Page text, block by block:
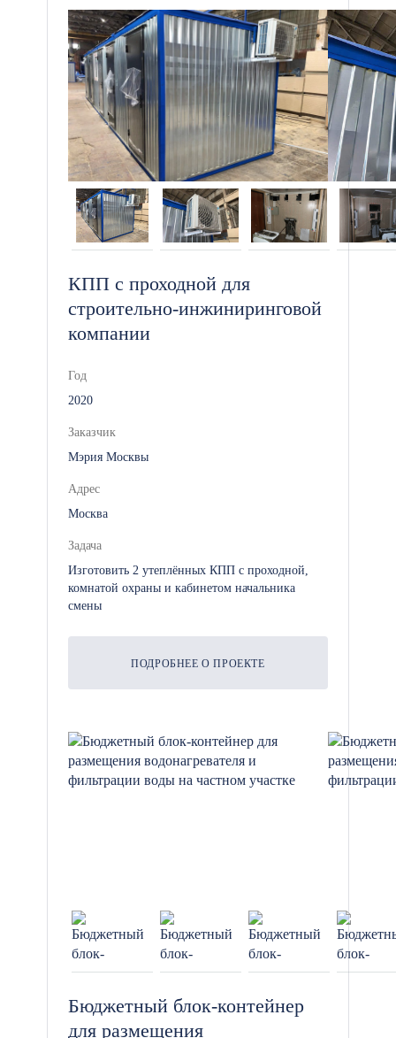
Если вам необходимо купить
модульный туалет с полным пакетом
документов, мы обеспечим
идеальные B2B-условия: работу «в
белую» с НДС и оплату на
расчетный счет. Логистика
осуществляется собственным
автопарком длинномеров и
манипуляторов со штатными
водителями. На вашем объекте
монтаж проведут официально
трудоустроенные специалисты с
жестким соблюдением техники
безопасности (работы выполняются в
защитных касках и с монтажными
КПП с проходной для
строительно-инжиниринговой
компании
Год
2020
Заказчик
Мэрия Москвы
Адрес
Москва
Задача
Изготовить 2 утеплённых КПП с проходной,
комнатой охраны и кабинетом начальника
смены
ПОДРОБНЕЕ О ПРОЕКТЕ
Бюджетный блок-контейнер
для размещения